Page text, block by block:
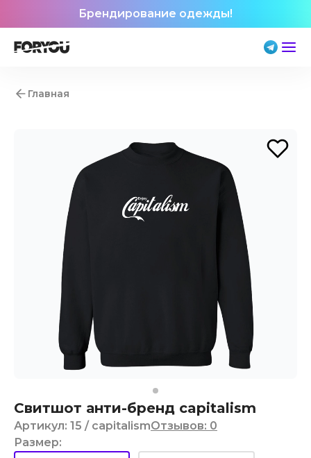
Брендирование одежды!
Главная
Свитшот анти-бренд capitalism
Артикул: 15 / capitalismОтзывов: 0
Размер: